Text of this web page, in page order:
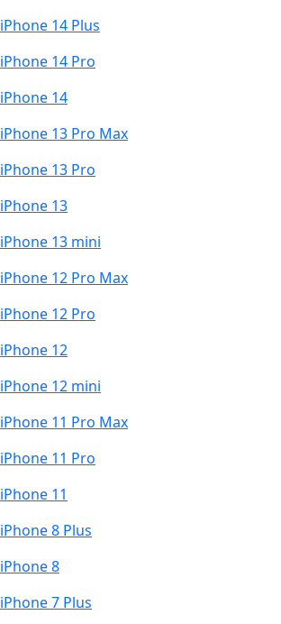
iPhone 14 Plus
iPhone 14 Pro
iPhone 14
iPhone 13 Pro Max
iPhone 13 Pro
iPhone 13
iPhone 13 mini
iPhone 12 Pro Max
iPhone 12 Pro
iPhone 12
iPhone 12 mini
iPhone 11 Pro Max
iPhone 11 Pro
iPhone 11
iPhone 8 Plus
iPhone 8
iPhone 7 Plus